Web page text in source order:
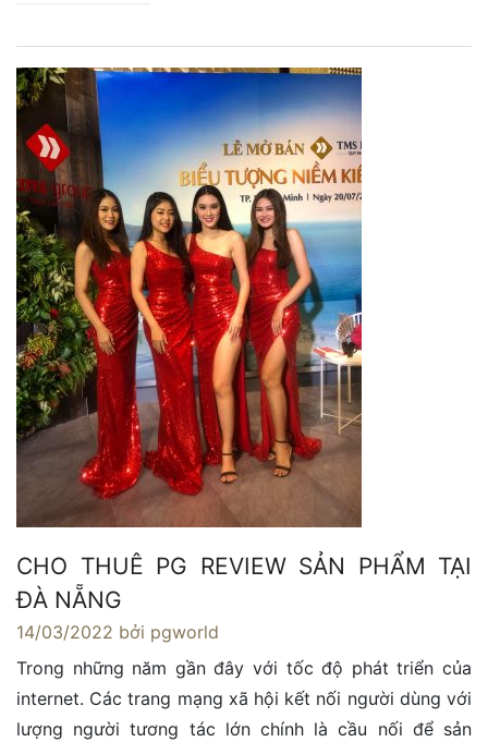
CHO THUÊ PG REVIEW SẢN PHẨM TẠI
ĐÀ NẴNG
14/03/2022 bởi pgworld
Trong những năm gần đây với tốc độ phát triển của
internet. Các trang mạng xã hội kết nối người dùng với
lượng người tương tác lớn chính là cầu nối để sản